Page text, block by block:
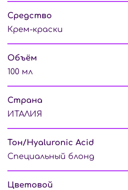
Средство
Крем-краски
Объём
100 мл
Страна
ИТАЛИЯ
Тон/Hyaluronic Acid
Специальный блонд
Цветовой